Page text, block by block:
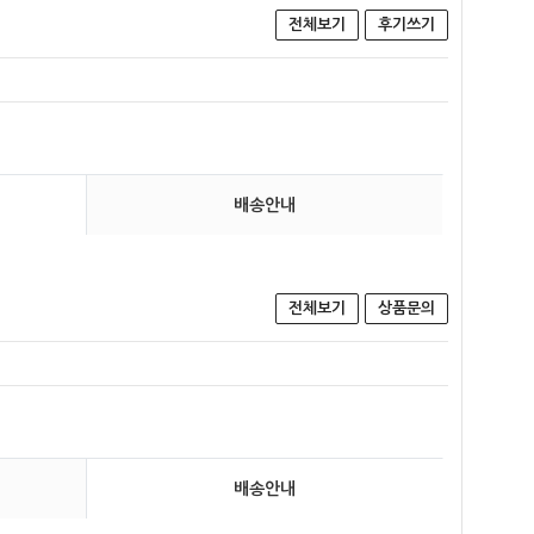
전체보기 후기쓰기
배송안내
전체보기 상품문의
배송안내